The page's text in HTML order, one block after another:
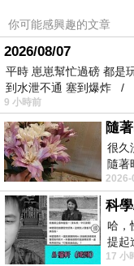
格封鎖的路
李來希說，活動
做事，警方執
樣，所有脫序行
不只車子沒辦法
事都是事後看
「要負什麼責任
關於桃園市長鄭
行為，他都表示
局表達感謝，他
購買3C商品，除了
的，【e-payless 百
集的實體門市，讓
價格再便宜，日後
日前想購入【永用
扇(鋁葉) FC-
款已經賣完，已沒
百利市購物中心】
你可能感興趣的文章
2026/08/07
平時 崽崽幫忙過磅 都是
到水泄不通 塞到爆炸 /
9 小時前
隨
很久
隨著
接近
2026-
科
哈，
提起
時間
17 小